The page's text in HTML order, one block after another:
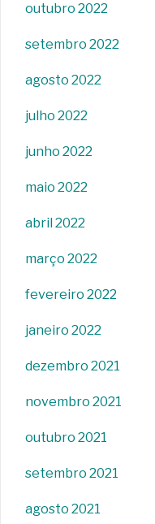
outubro 2022
setembro 2022
agosto 2022
julho 2022
junho 2022
maio 2022
abril 2022
março 2022
fevereiro 2022
janeiro 2022
dezembro 2021
novembro 2021
outubro 2021
setembro 2021
agosto 2021